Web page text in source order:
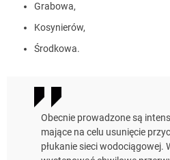
Grabowa,
Kosynierów,
Środkowa.
Obecnie prowadzone są
mające na celu usunięcie
płukanie sieci wodociągowej.